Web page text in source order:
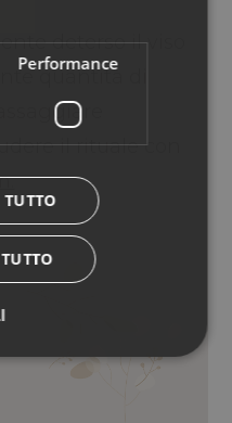
deterso il viso
quantità di
il rituale con
Performance
TUTTO